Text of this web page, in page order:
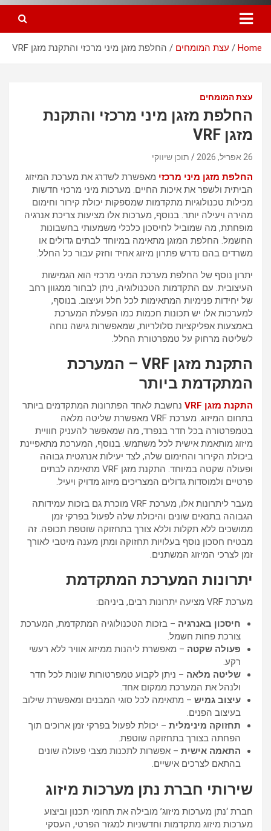
Home עצת המומחים החלפת מזגן מיני מרכזי והתקנת מזגן VRF
עצת המומחים
החלפת מזגן מיני מרכזי והתקנת
מזגן VRF
26 אפריל, 2026 תוכן שיווקי
החלפת מזגן מיני מרכזי מאפשרת לשדרג את מערכת המיזוג
הביתית ולשפר את איכות החיים. מערכות מיני מרכזי חדשות
מכילות טכנולוגיות מתקדמות שמספקות יכולת קירור וחימום
מהירה ויעילה יותר. בנוסף, מערכות אלו מציעות צריכת אנרגיה
מופחתת, מה שמוביל לחיסכון כלכלי משמעותי בחשבונות
החשמל. החלפת המזגן מתאימה במיוחד לבתים גדולים או
משרדים בהם נדרש פתרון מיזוג אחיד וחזק עבור כל החלל.
יתרון נוסף של החלפת מערכת המיני מרכזי הוא הגמישות
העיצובית. עם התקדמות הטכנולוגיה, ניתן לבחור ממגוון רחב
של יחידות פנימיות המתאימות לכל חלל ועיצוב. בנוסף,
למערכות אלו יש תכונות חכמות כמו הפעלת המערכת
באמצעות אפליקציות סלולריות, שמאפשרות גישה נוחה
לשליטה מרחוק על טמפרטורת החלל.
התקנת מזגן VRF – המערכת
המתקדמת ביותר
התקנת מזגן VRF
נחשבת לאחד הפתרונות המתקדמים ביותר
בתחום המיזוג. מערכת VRF מאפשרת שליטה מלאה
בטמפרטורה בכל חדר בנפרד, מה שמאפשר להעניק חוויית
מיזוג מותאמת אישית לכל משתמש. בנוסף, המערכת מתאפיינת
ביכולת הקירור והחימום שלה, לצד יעילות אנרגטית גבוהה
ופעולה שקטה במיוחד. התקנת מזגן VRF מתאימה לבתים
פרטיים ולמוסדות גדולים המצריכים מיזוג מדויק ויעיל.
מעבר ליתרונות אלו, מערכת VRF מוכרת גם בזכות עמידותה
הגבוהה בתנאים שונים והיכולת שלה לפעול בפרקי זמן
ממושכים ללא תקלות וללא צורך בתחזוקה שוטפת תכופה. זה
מבטיח חסכון נוסף בעלויות תחזוקה ומתן מענה מיטבי לאורך
זמן לצרכי המיזוג המשתנים.
יתרונות המערכת המתקדמת
מערכת VRF מציעה יתרונות רבים, ביניהם:
חיסכון באנרגיה – בזכות הטכנולוגיה המתקדמת, המערכת
צורכת פחות חשמל.
פעולה שקטה – מאפשרת ליהנות ממיזוג אוויר ללא רעשי
רקע.
שליטה מלאה – ניתן לקבוע טמפרטורות שונות לכל חדר
ולנהל את המערכת ממקום אחד.
עיצוב גמיש – מתאימה לכל סוגי המבנים ומאפשרת שילוב
בעיצוב הפנים.
תחזוקה מינימלית – יכולת לפעול בפרקי זמן ארוכים תוך
הפחתה בצורך בתחזוקה שוטפת.
התאמה אישית – אפשרות לתכנות מצבי פעולה שונים
בהתאם לצרכים אישיים.
שירותי חברת נתן מערכות מיזוג
חברת ‘נתן מערכות מיזוג’ מובילה את תחומי תכנון וביצוע
מערכות מיזוג מתקדמות וחדשניות למגזר הפרטי, העסקי